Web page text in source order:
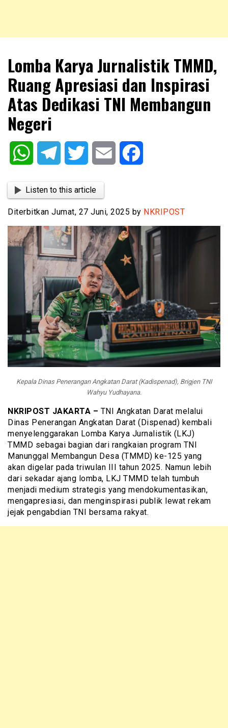
NKRIPOST
Lomba Karya Jurnalistik TMMD,
Ruang Apresiasi dan Inspirasi
Atas Dedikasi TNI Membangun
Negeri
WhatsAppTelegram Twitter Email
Listen to this article
Diterbitkan Jumat, 27 Juni, 2025 by NKRIPOST
Kepala Dinas Penerangan Angkatan Darat (Kadispenad), Brigjen TNI
Wahyu Yudhayana.
NKRIPOST JAKARTA – TNI Angkatan Darat melalui
Dinas Penerangan Angkatan Darat (Dispenad) kembali
menyelenggarakan Lomba Karya Jurnalistik (LKJ)
TMMD sebagai bagian dari rangkaian program TNI
Manunggal Membangun Desa (TMMD) ke-125 yang
akan digelar pada triwulan III tahun 2025. Namun lebih
dari sekadar ajang lomba, LKJ TMMD telah tumbuh
menjadi medium strategis yang mendokumentasikan,
mengapresiasi, dan menginspirasi publik lewat rekam
jejak pengabdian TNI bersama rakyat.